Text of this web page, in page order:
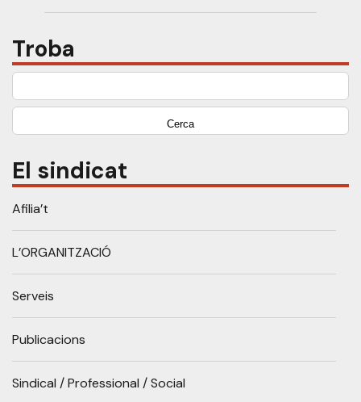
Troba
Cerca:
El sindicat
Afilia’t
L’ORGANITZACIÓ
Serveis
Publicacions
Sindical / Professional / Social